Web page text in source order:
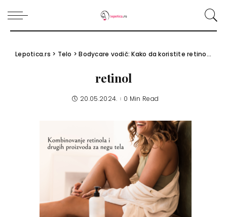
Lepotica.rs > Telo >Bodycare vodič: Kako da koristite retinol na koži tela?
retinol
20.05.2024. 0 Min Read